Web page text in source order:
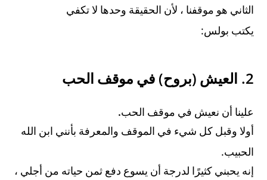
الثاني هو موقفنا ، لأن الحقيقة وحدها لا تكفي
يكتب بولس:
2. العيش (بروح)في موقف الحب
علينا أن نعيش في موقف الحب.
أولا وقبل كل شيء في الموقف والمعرفة بأنني ابن الله
الحبيب.
إنه يحبني كثيرًا لدرجة أن يسوع دفع ثمن حياته من أجلي ،